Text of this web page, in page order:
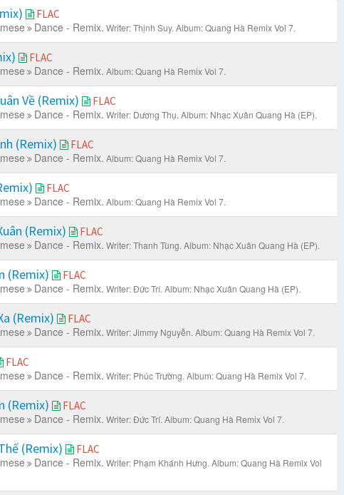
FLAC
Dance - Remix. Writer: Thịnh Suy. Album: Quang Hà Remix Vol 7.
FLAC
Dance - Remix. Album: Quang Hà Remix Vol 7.
Về (Remix) FLAC
Dance - Remix. Writer: Dương Thụ. Album: Nhạc Xuân Quang Hà (EP).
(Remix) FLAC
Dance - Remix. Album: Quang Hà Remix Vol 7.
FLAC
Dance - Remix. Album: Quang Hà Remix Vol 7.
(Remix) FLAC
Dance - Remix. Writer: Thanh Tùng. Album: Nhạc Xuân Quang Hà (EP).
(Remix) FLAC
Dance - Remix. Writer: Đức Trí. Album: Nhạc Xuân Quang Hà (EP).
(Remix) FLAC
Dance - Remix. Writer: Jimmy Nguyễn. Album: Quang Hà Remix Vol 7.
FLAC
Dance - Remix. Writer: Phúc Trường. Album: Quang Hà Remix Vol 7.
(Remix) FLAC
Dance - Remix. Writer: Đức Trí. Album: Quang Hà Remix Vol 7.
(Remix) FLAC
Dance - Remix. Writer: Phạm Khánh Hưng. Album: Quang Hà Remix Vol